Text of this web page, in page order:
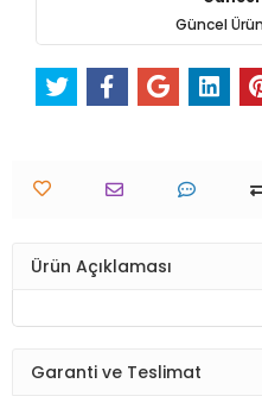
Güncel
Ürün Açıklaması
Garanti ve Teslimat